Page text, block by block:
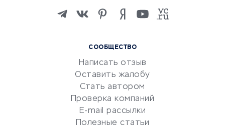
Изучение иностранных
Маркетинг и продажи
Репетиторство
Красота и здоровье
Сервисы по поиску работы
Сетевой маркетинг
СООБЩЕСТВО
Написать отзыв
Оставить жалобу
Стать автором
Проверка компаний
E-mail рассылки
Полезные статьи